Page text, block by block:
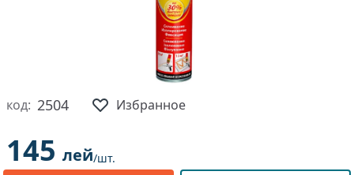
код: 2504 Избранное
145 лей/шт.